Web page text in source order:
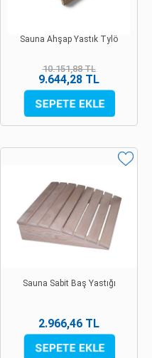
Sauna Ahşap Yastık Tylö
10.151,88 TL
9.644,28 TL
Sauna Sabit Baş Yastığı
2.966,46 TL